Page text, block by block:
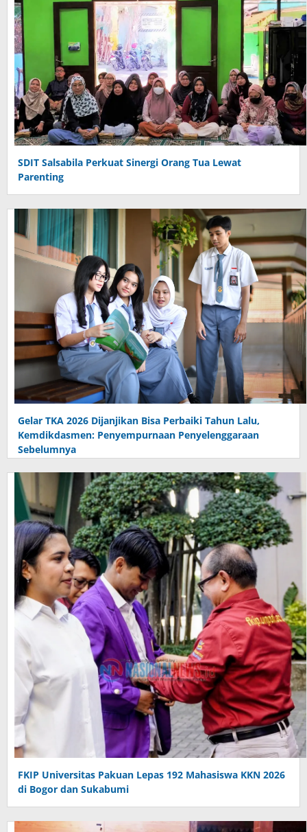
SDIT Salsabila Perkuat Sinergi Orang Tua Lewat
Parenting
Gelar TKA 2026 Dijanjikan Bisa Perbaiki Tahun Lalu,
Kemdikdasmen: Penyempurnaan Penyelenggaraan
Sebelumnya
FKIP Universitas Pakuan Lepas 192 Mahasiswa KKN 2026
di Bogor dan Sukabumi